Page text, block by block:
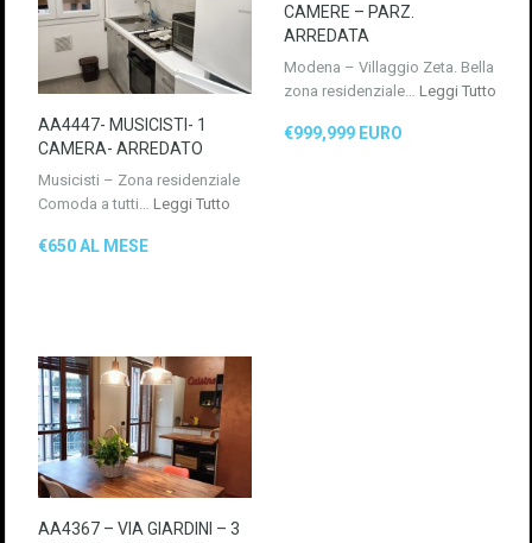
AA4447- MUSICISTI- 1
CAMERA- ARREDATO
Musicisti – Zona residenziale
Comoda a tutti… Leggi Tutto
€650 AL MESE
CAMERE – PARZ.
ARREDATA
Modena – Villaggio Zeta. Bella
zona residenziale… Leggi Tutto
€999,999 EURO
AA4367 – VIA GIARDINI – 3